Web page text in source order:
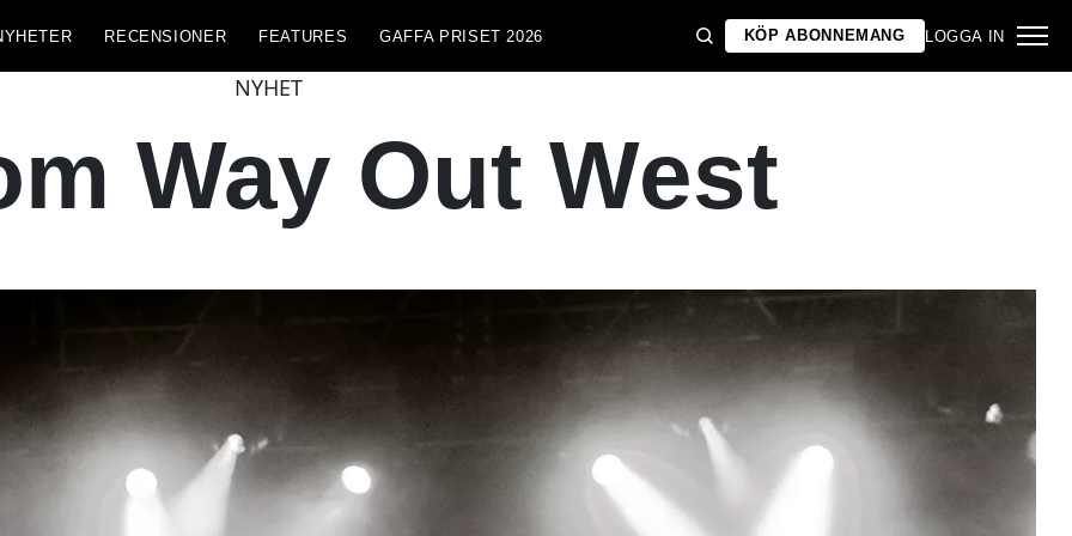
RECENSIONER FEATURES GAFFA PRISET 2026 KÖP ABONNEMANG LOGGA IN
NYHET
Way Out West